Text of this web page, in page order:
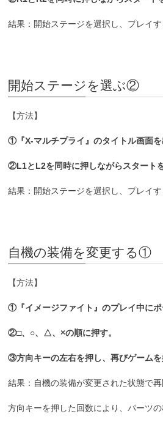
結果：開始ステージを選択し、プレイす
開始ステージを選ぶ②
【方法】
①『X-マルチプライ』のタイトル画面を
②L1とL2を同時に押しながらスタートを
結果：開始ステージを選択し、プレイす
自機の装備を変更する①
【方法】
①『イメージファイト』のプレイ中にポ
②□、○、△、×の順に押す。
③方向キーの左右を押し、再びゲームを
結果：自機の装備が変更された状態で再
方向キーを押した回数により、パーツの